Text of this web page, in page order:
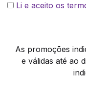
Li e aceito os
As promoções
e válidas até ao